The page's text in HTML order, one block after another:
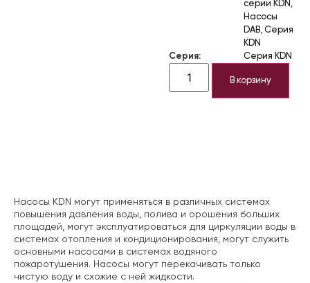
серии KDN ,
Насосы
DAB, Серия
KDN
Серия:
Серия KDN
В корзину
Насосы KDN могут применяться в различных системах
повышения давления воды, полива и орошения больших
площадей, могут эксплуатироваться для циркуляции воды в
системах отопления и кондиционирования, могут служить
основными насосами в системах водяного
пожаротушения. Насосы могут перекачивать только
чистую воду и схожие с ней жидкости.